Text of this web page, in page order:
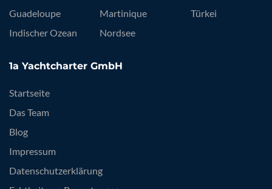
Guadeloupe
Indischer Ozean
Martinique
Nordsee
Türkei
1a Yachtcharter GmbH
Startseite
Das Team
Blog
Impressum
Datenschutzerklärung